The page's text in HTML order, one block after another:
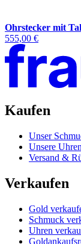
Ohrstecker mit
555,00 €
Kaufen
Unser
Unsere Uhren
Versand &
Verkaufen
Gold
Schmuck
Uhren